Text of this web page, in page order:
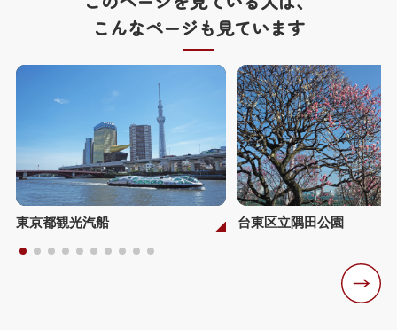
こんなページも見ています
東京都観光汽船 台東区立隅田公園